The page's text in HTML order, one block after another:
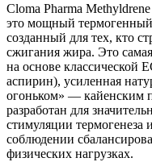
Cloma Pharma
это мощный
созданный для тех, кто
сжигания жира. Это
на основе классической
аспирин), усиленная
огоньком» — кайенским
разработан для
стимуляции термогенеза
соблюдении
физических нагрузках.